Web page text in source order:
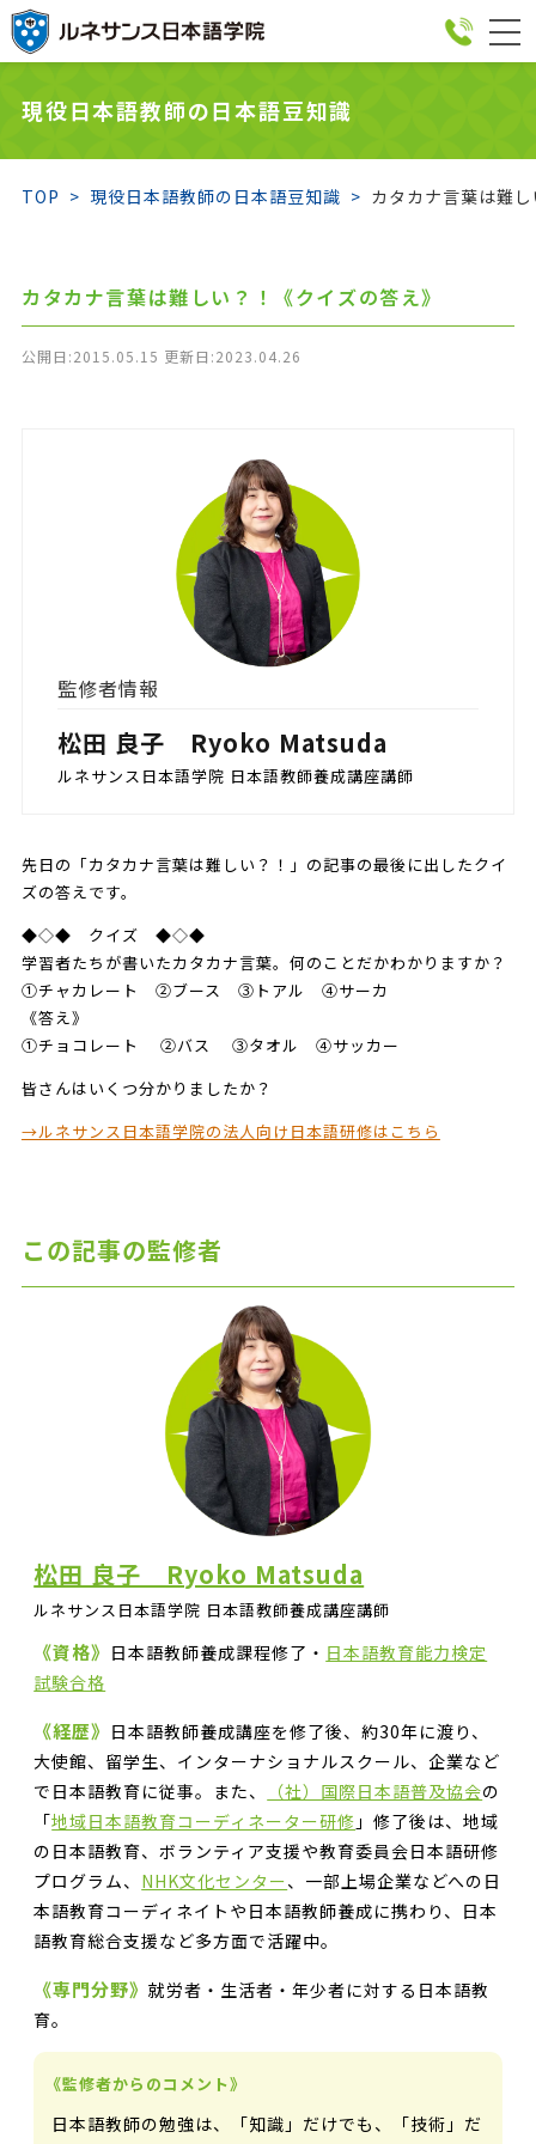
現役日本語教師の日本語豆知識
TOP 現役日本語教師の日本語豆知識 カタカナ言葉は難
カタカナ言葉は難しい？！《クイズの答え》
公開日:2015.05.15 更新日:2023.04.26
監修者情報
松田 良子 Ryoko Matsuda
ルネサンス日本語学院 日本語教師養成講座講師
先日の「カタカナ言葉は難しい？！」の記事の最後に出したクイ
ズの答えです。
◆◇◆ クイズ ◆◇◆
学習者たちが書いたカタカナ言葉。何のことだかわかりますか？
①チャカレート ②ブース ③トアル ④サーカ
《答え》
①チョコレート ②バス ③タオル ④サッカー
皆さんはいくつ分かりましたか？
→ルネサンス日本語学院の法人向け日本語研修はこちら
この記事の監修者
松田 良子 Ryoko Matsuda
ルネサンス日本語学院 日本語教師養成講座講師
《資格》 日本語教師養成課程修了・ 日本語教育能力検定
試験合格
《経歴》 日本語教師養成講座を修了後、約30年に渡り、
大使館、留学生、インターナショナルスクール、企業など
で日本語教育に従事。また、
（社）国際日本語普及協会の
「地域日本語教育コーディネーター研修 」修了後は、地域
の日本語教育、ボランティア支援や教育委員会日本語研修
プログラム、 NHK文化センター、一部上場企業などへの日
本語教育コーディネイトや日本語教師養成に携わり、日本
語教育総合支援など多方面で活躍中。
《専門分野》就労者・生活者・年少者に対する日本語教
育。
《監修者からのコメント》
日本語教師の勉強は、「知識」だけでも、「技術」だ